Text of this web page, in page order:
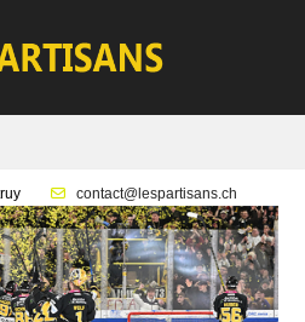
contact@lespartisans.ch